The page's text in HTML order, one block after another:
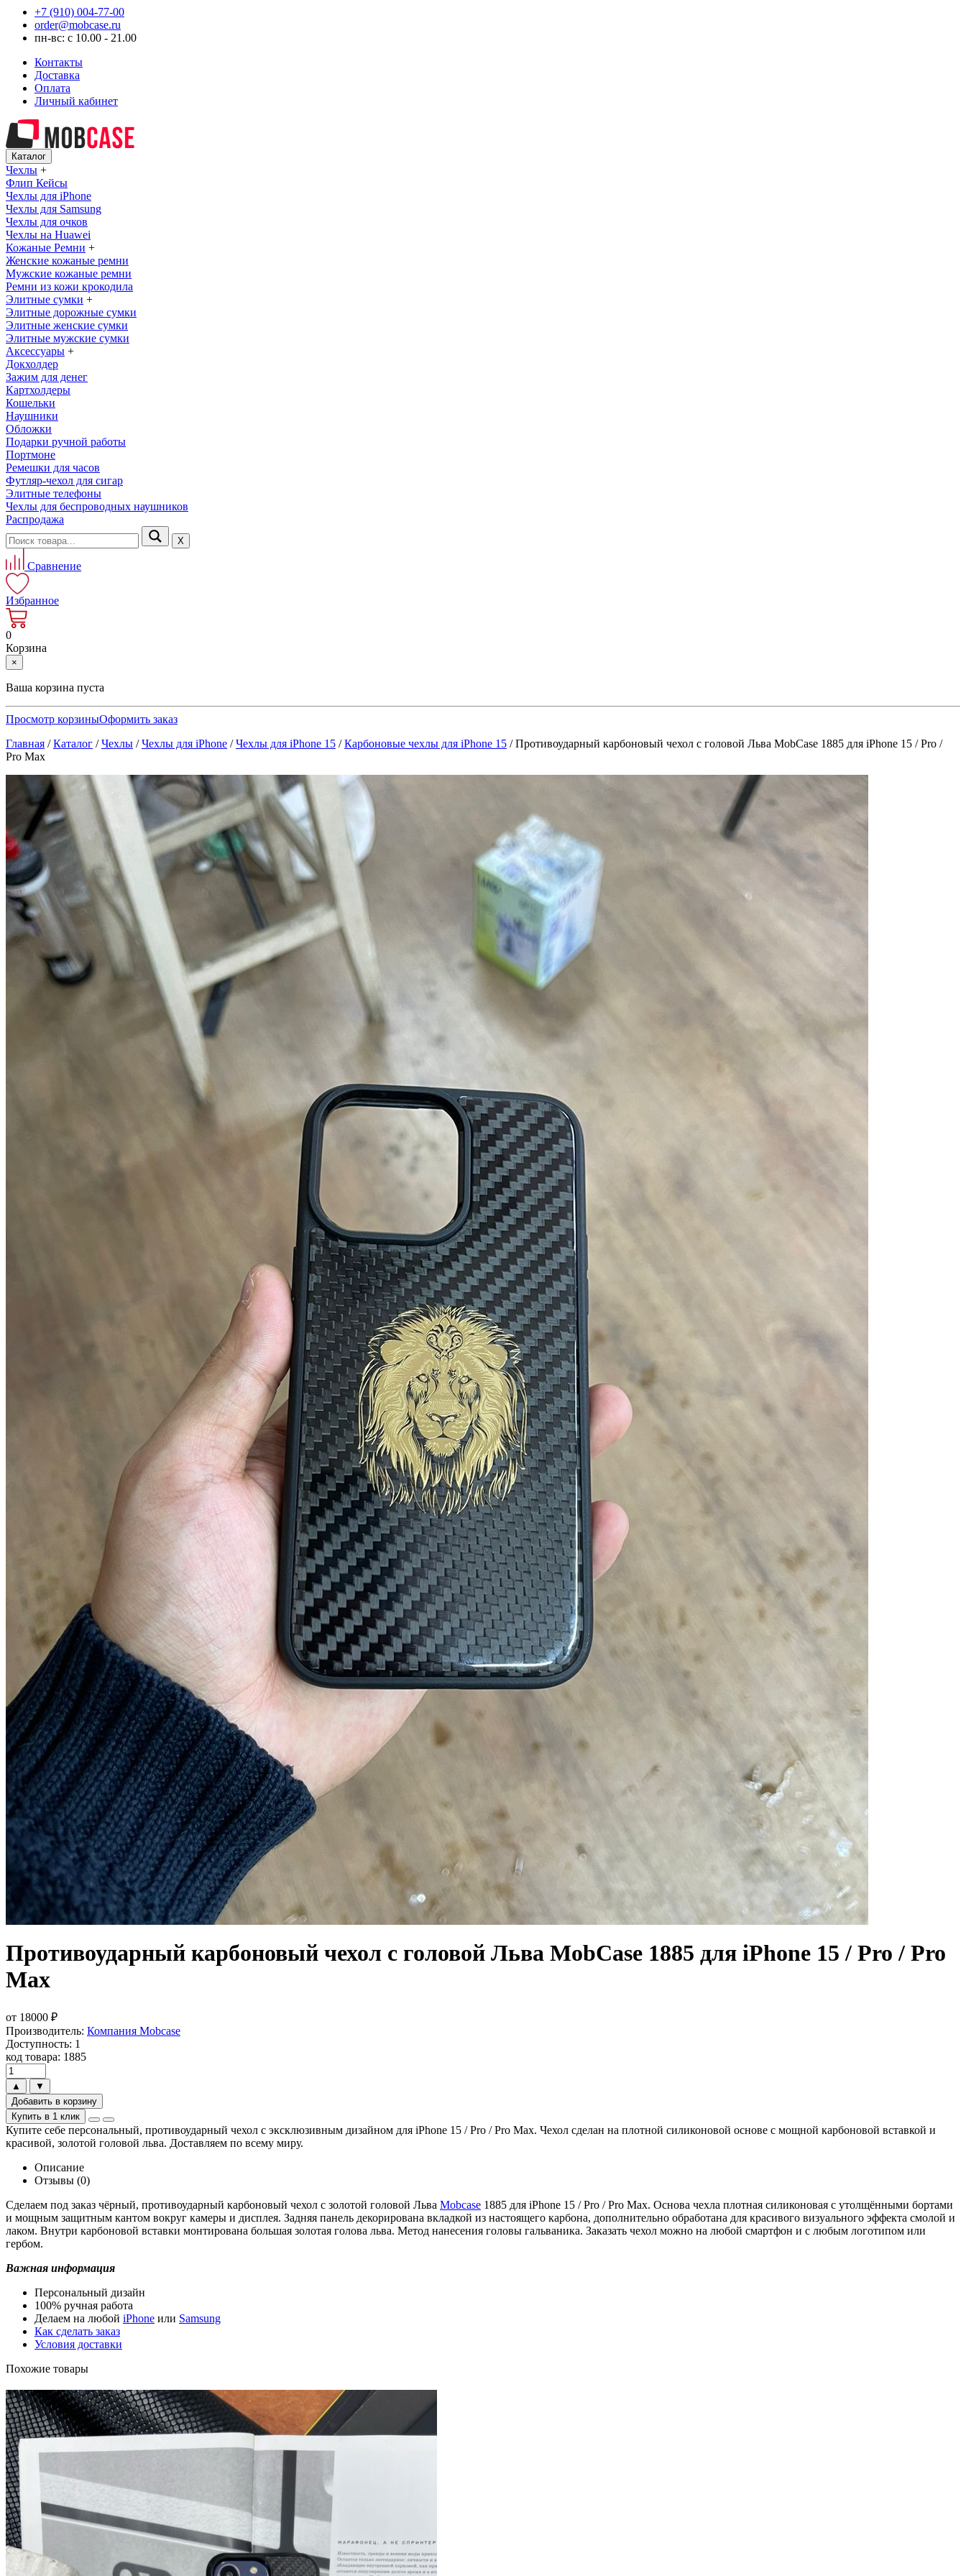
+7 (910) 004-77-00
order@mobcase.ru
пн-вс: с 10.00 - 21.00
Контакты
Доставка
Оплата
Личный кабинет
Каталог
Чехлы +
Флип Кейсы
Чехлы для iPhone
Чехлы для Samsung
Чехлы для очков
Чехлы на Huawei
Кожаные Ремни +
Женские кожаные ремни
Мужские кожаные ремни
Ремни из кожи крокодила
Элитные сумки +
Элитные дорожные сумки
Элитные женские сумки
Элитные мужские сумки
Аксессуары +
Докхолдер
Зажим для денег
Картхолдеры
Кошельки
Наушники
Обложки
Подарки ручной работы
Портмоне
Ремешки для часов
Футляр-чехол для сигар
Элитные телефоны
Чехлы для беспроводных наушников
Распродажа
Х
Сравнение
Избранное
0
Корзина
×
Ваша корзина пуста
Просмотр корзиныОформить заказ
Главная /Каталог /Чехлы /Чехлы для iPhone /Чехлы для iPhone 15 /Карбоновые чехлы для iPhone 15 /Противоударный карбоновый чехол с головой Льва MobCase 1885 для iPhone 15 / Pro /
Pro Max
Противоударный карбоновый чехол с головой Льва MobCase 1885 для iPhone 15 / Pro / Pro
Max
от 18000 ₽
Производитель: Компания Mobcase
Доступность: 1
код товара: 1885
▲
▼
Добавить в корзину
Купить в 1 клик
Купите себе персональный, противоударный чехол с эксклюзивным дизайном для iPhone 15 / Pro / Pro Max. Чехол сделан на плотной силиконовой основе с мощной карбоновой вставкой и
красивой, золотой головой льва. Доставляем по всему миру.
Описание
Отзывы (0)
Сделаем под заказ чёрный, противоударный карбоновый чехол с золотой головой Льва Mobcase 1885 для iPhone 15 / Pro / Pro Max. Основа чехла плотная силиконовая с утолщёнными бортами
и мощным защитным кантом вокруг камеры и дисплея. Задняя панель декорирована вкладкой из настоящего карбона, дополнительно обработана для красивого визуального эффекта смолой и
лаком. Внутри карбоновой вставки монтирована большая золотая голова льва. Метод нанесения головы гальваника. Заказать чехол можно на любой смартфон и с любым логотипом или
гербом.
Важная информация
Персональный дизайн
100% ручная работа
Делаем на любой iPhone или Samsung
Как сделать заказ
Условия доставки
Похожие товары